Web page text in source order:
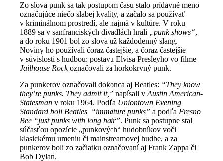
Zo slova punk sa tak postupom času stalo prídavné meno
označujúce niečo slabej kvality, a začalo sa používať
v kriminálnom prostredí, ale najmä v kultúre. V roku
1889 sa v sanfranciských divadlách hrali
„punk shows“,
a do roku 1901 bol zo slova už každodenný slang.
Noviny ho používali čoraz častejšie, a čoraz častejšie
v súvislosti s hudbou: postavu Elvisa Presleyho vo filme
Jailhouse Rockoznačovali za horkokrvný punk.
Za punkerov označovali dokonca aj Beatles: “They know
they’re punks. They admit it,” napísali v Austin American-
Statesman v roku 1964. Podľa Uniontown Evening
Standard boli Beatles “immature punks” a podľa Fresno
Bee “just punks with long hair”. Punk sa postupne stal
súčasťou opozície „punkových“ hudobníkov voči
klasickému umeniu či mainstreamovej hudbe, a za
punkerov boli zo začiatku označovaní aj Frank Zappa či
Bob Dylan.